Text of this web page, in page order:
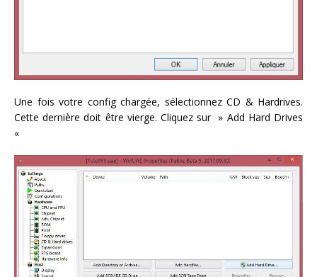
Une fois votre config chargée, sélectionnez CD & Hardrives.
Cette dernière doit être vierge. Cliquez sur » Add Hard Drives
«